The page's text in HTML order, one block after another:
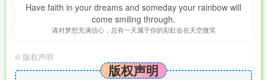
Have faith in your dreams and someday your rainbow will
come smiling through.
请对梦想充满信心，总有一天属于你的彩虹会在天空微笑
© 版权声明
版权声明